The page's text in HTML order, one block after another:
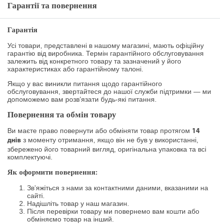
Гарантії та повернення
Гарантія
Усі товари, представлені в нашому магазині, мають офіційну
гарантію від виробника. Термін гарантійного обслуговування
залежить від конкретного товару та зазначений у його
характеристиках або гарантійному талоні.
Якщо у вас виникли питання щодо гарантійного
обслуговування, звертайтеся до нашої служби підтримки — ми
допоможемо вам розв’язати будь-які питання.
Повернення та обмін товару
Ви маєте право повернути або обміняти товар протягом 14
днів з моменту отримання, якщо він не був у використанні,
збережено його товарний вигляд, оригінальна упаковка та всі
комплектуючі.
Як оформити повернення:
Зв’яжіться з нами за контактними даними, вказаними на
сайті.
Надішліть товар у наш магазин.
Після перевірки товару ми повернемо вам кошти або
обміняємо товар на інший.